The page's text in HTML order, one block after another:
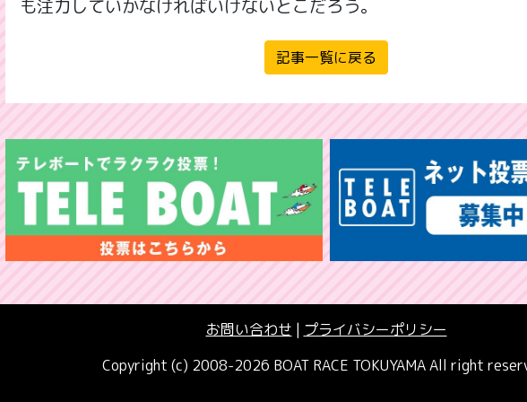
も注力していかなければいけないとこだろう。
記事一覧に戻る
お問い合わせ | プライバシーポリシー
Copyright (c) 2008-2026 BOAT RACE TOKUYAMA All right